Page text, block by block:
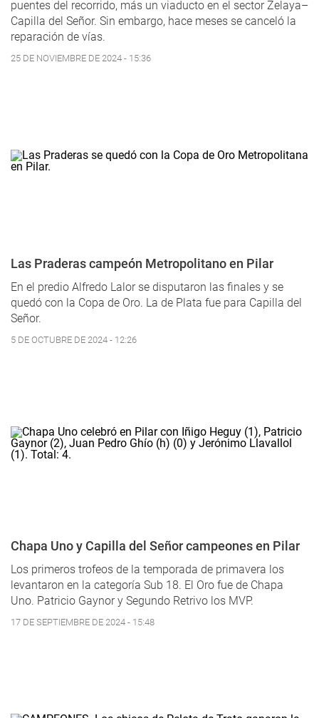
puentes del recorrido, más un viaducto en el sector Zelaya–
Capilla del Señor. Sin embargo, hace meses se canceló la
reparación de vías.
25 DE NOVIEMBRE DE 2024 - 15:36
Las Praderas campeón Metropolitano en Pilar
En el predio Alfredo Lalor se disputaron las finales y se
quedó con la Copa de Oro. La de Plata fue para Capilla del
Señor.
5 DE OCTUBRE DE 2024 - 12:26
Chapa Uno y Capilla del Señor campeones en Pilar
Los primeros trofeos de la temporada de primavera los
levantaron en la categoría Sub 18. El Oro fue de Chapa
Uno. Patricio Gaynor y Segundo Retrivo los MVP.
17 DE SEPTIEMBRE DE 2024 - 15:48